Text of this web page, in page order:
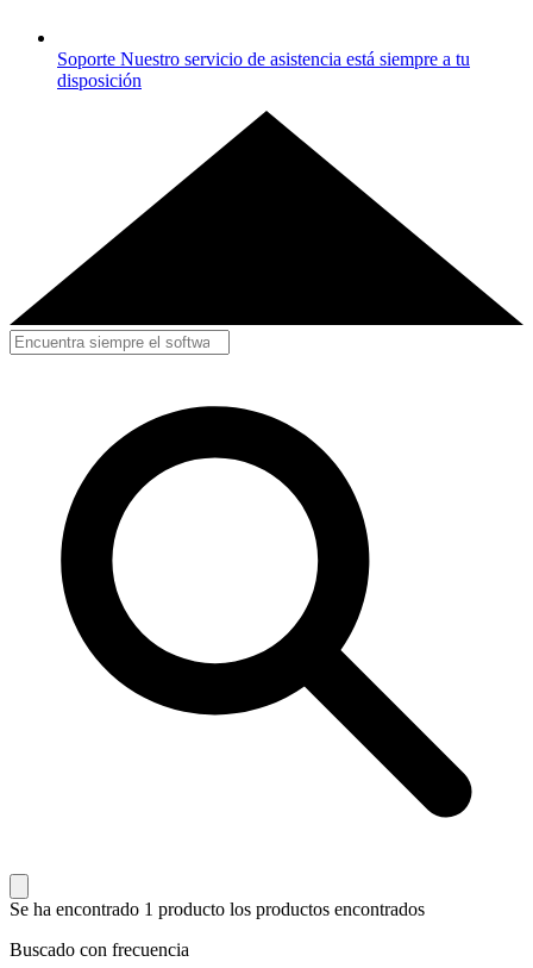
Soporte Nuestro servicio de asistencia está siempre a tu
disposición
Se ha encontrado 1 producto los productos encontrados
Buscado con frecuencia